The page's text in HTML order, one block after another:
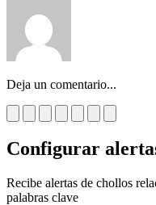
Deja un comentario...
Configurar
Recibe alertas de chollos
palabras clave